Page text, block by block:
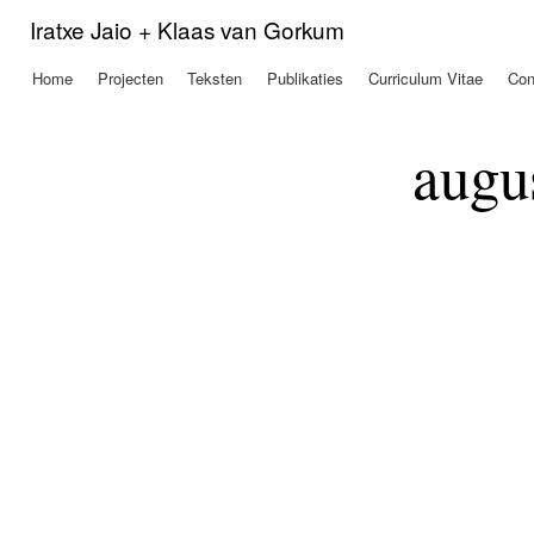
Iratxe Jaio + Klaas van Gorkum
Hoofdmenu
Home Projecten Teksten Publikaties Curriculum Vitae